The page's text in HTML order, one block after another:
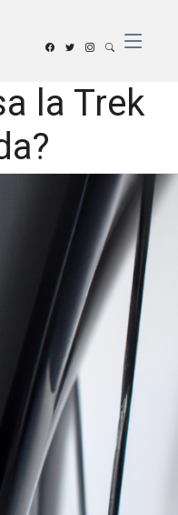
la Trek